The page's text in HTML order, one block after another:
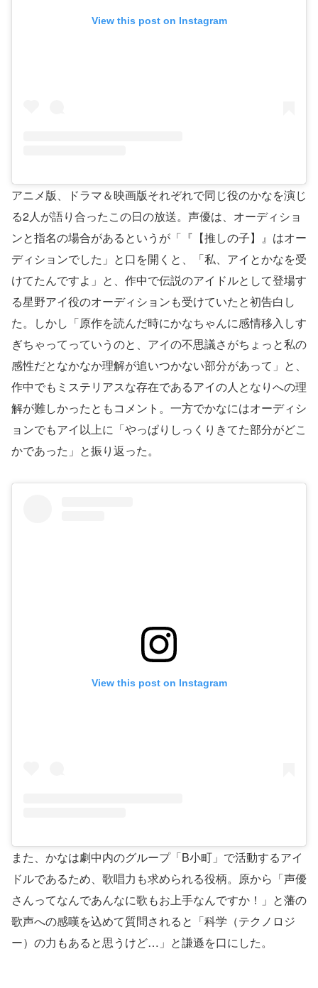
View this post on Instagram
アニメ版、ドラマ＆映画版それぞれで同じ役のかなを演じ
る2人が語り合ったこの日の放送。声優は、オーディショ
ンと指名の場合があるというが「『【推しの子】』はオー
ディションでした」と口を開くと、「私、アイとかなを受
けてたんですよ」と、作中で伝説のアイドルとして登場す
る星野アイ役のオーディションも受けていたと初告白し
た。しかし「原作を読んだ時にかなちゃんに感情移入しす
ぎちゃってっていうのと、アイの不思議さがちょっと私の
感性だとなかなか理解が追いつかない部分があって」と、
作中でもミステリアスな存在であるアイの人となりへの理
解が難しかったともコメント。一方でかなにはオーディシ
ョンでもアイ以上に「やっぱりしっくりきてた部分がどこ
かであった」と振り返った。
View this post on Instagram
また、かなは劇中内のグループ「B小町」で活動するアイ
ドルであるため、歌唱力も求められる役柄。原から「声優
さんってなんであんなに歌もお上手なんですか！」と藩の
歌声への感嘆を込めて質問されると「科学（テクノロジ
ー）の力もあると思うけど…」と謙遜を口にした。